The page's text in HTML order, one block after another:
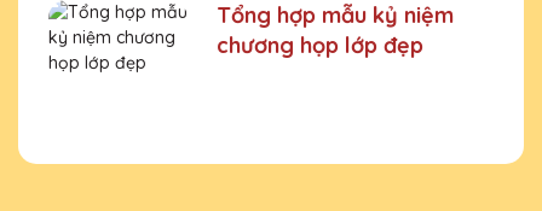
Tổng hợp mẫu kỷ niệm
chương họp lớp đẹp